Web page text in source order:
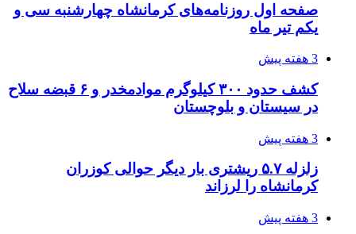
صفحه اول روزنامه‌های کرمانشاه چهارشنبه سی و
یکم تیر ماه
3 هفته پیش
کشف حدود ۳۰۰ کیلوگرم موادمخدر و ۶ قبضه سلاح
در سیستان و بلوچستان
3 هفته پیش
زلزله ۵.۷ ریشتری بار دیگر حوالی کوزران
کرمانشاه را لرزاند
3 هفته پیش